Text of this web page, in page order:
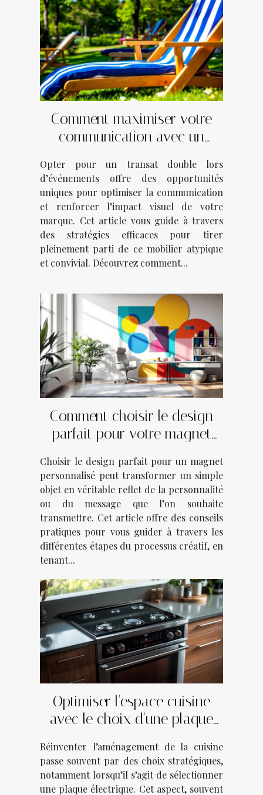
Comment maximiser votre
communication avec un
d’événements ?
Opter pour un transat double lors
d’événements offre des opportunités
uniques pour optimiser la communication
et renforcer l’impact visuel de votre
marque. Cet article vous guide à travers
des stratégies efficaces pour tirer
pleinement parti de ce mobilier atypique
et convivial. Découvrez comment...
Comment choisir le design
parfait pour votre magnet
Choisir le design parfait pour un magnet
personnalisé peut transformer un simple
objet en véritable reflet de la personnalité
ou du message que l’on souhaite
transmettre. Cet article offre des conseils
pratiques pour vous guider à travers les
différentes étapes du processus créatif, en
tenant...
Optimiser l'espace cuisine
avec le choix d'une plaque
Réinventer l’aménagement de la cuisine
passe souvent par des choix stratégiques,
notamment lorsqu’il s’agit de sélectionner
une plaque électrique. Cet aspect, souvent